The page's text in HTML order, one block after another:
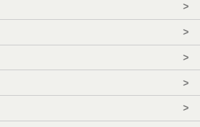
>
>
>
>
>